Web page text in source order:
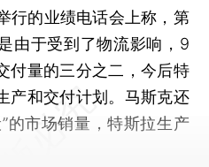
的业绩电话会上称，第
由于受到了物流影响，9
付量的三分之二，今后特
产和交付计划。马斯克还
的市场销量，特斯拉生产